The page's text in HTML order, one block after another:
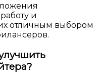
и
отличным выбором